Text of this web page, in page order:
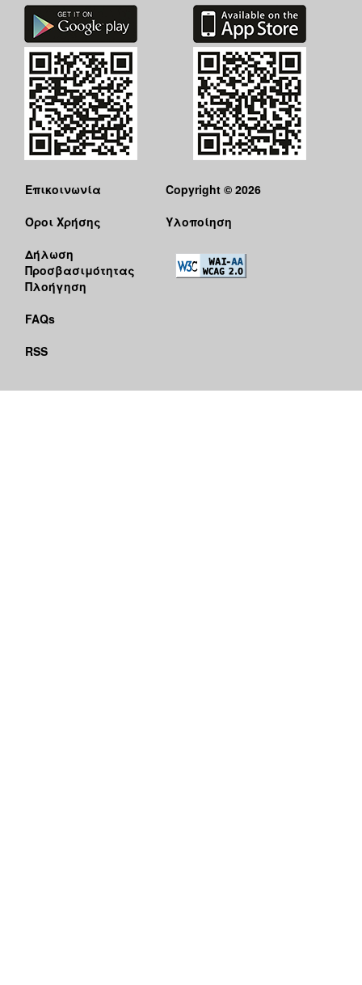
Επικοινωνία
Όροι Χρήσης
Δήλωση
Προσβασιμότητας
Πλοήγηση
FAQs
RSS
Copyright © 2026
Υλοποίηση